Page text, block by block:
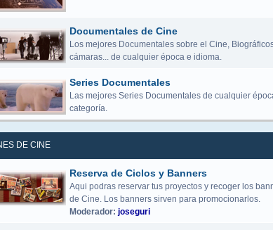
Documentales de Cine
Los mejores Documentales sobre el Cine,
cámaras... de cualquier época e idioma.
Series Documentales
Las mejores Series Documentales de cualquier
categoría.
DE CINE
Reserva de Ciclos y Banners
Aqui podras reservar tus proyectos y recoger los
de Cine. Los banners sirven para promocionarlos.
Moderador: joseguri